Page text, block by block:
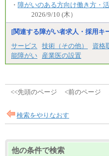
・ 障がいのある方向け働き方・
2026/9/10 (木）
[関連する障がい者求人・採用キ
サービス
技術（その他） 資格
能障がい
産業医の設置
<<先頭のページ <前のページ
検索をやりなおす
他の条件で検索